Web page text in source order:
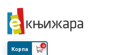
Корпа
0